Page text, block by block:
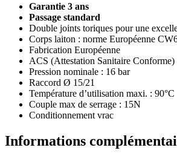
Garantie 3 ans
Passage standard
Double joints toriques pour une
Corps laiton : norme Européenne
Fabrication Européenne
ACS (Attestation Sanitaire Conforme)
Pression nominale : 16 bar
Raccord Ø 15/21
Température d’utilisation maxi. : 90°C
Couple max de serrage : 15N
Conditionnement vrac
Informations